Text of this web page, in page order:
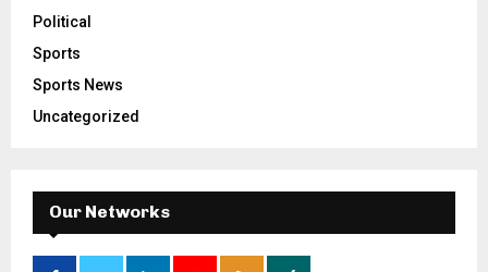
Political
Sports
Sports News
Uncategorized
Our Networks